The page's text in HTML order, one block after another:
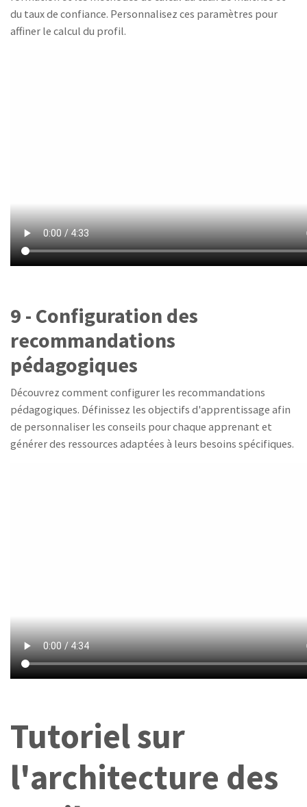
du taux de confiance. Personnalisez ces paramètres pour
affiner le calcul du profil.
9 - Configuration des
recommandations
pédagogiques
Découvrez comment configurer les recommandations
pédagogiques. Définissez les objectifs d'apprentissage afin
de personnaliser les conseils pour chaque apprenant et
générer des ressources adaptées à leurs besoins spécifiques.
Tutoriel sur
l'architecture des